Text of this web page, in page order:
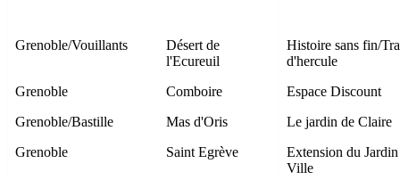
Grenoble/Vouillants
Désert de
l'Ecureuil
Histoire sans fin/
d'hercule
Grenoble
Comboire
Espace Discount
Grenoble/Bastille
Mas d'Oris
Le jardin de Claire
Grenoble
Saint Egrève
Extension du
Ville